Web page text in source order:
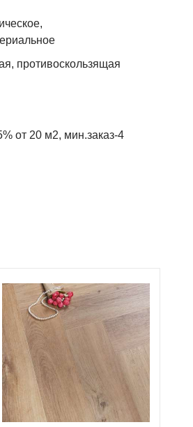
противоскользящая
от 20 м2, мин.заказ-4